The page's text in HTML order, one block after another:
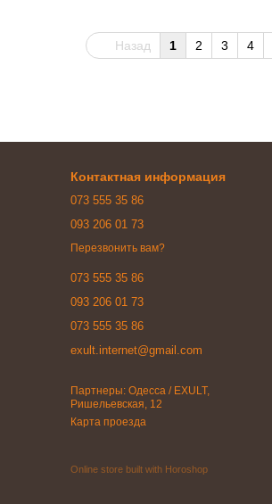
Назад 1 2 3 4
Контактная информация
073 555 35 86
093 206 01 73
Перезвонить вам?
073 555 35 86
093 206 01 73
073 555 35 86
exult.internet@gmail.com
Партнеры: Одесса / EXULT,
Ришельевская, 12
Карта проезда
Online store built with Horoshop